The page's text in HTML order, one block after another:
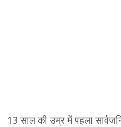
13 साल की उम्र में पहला